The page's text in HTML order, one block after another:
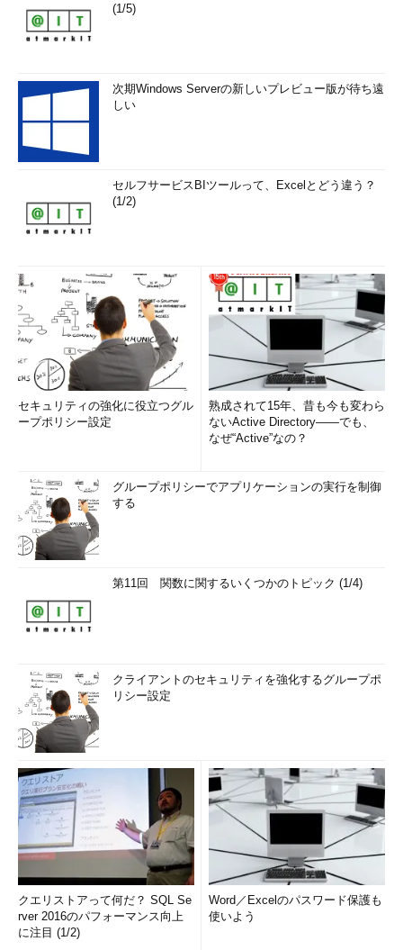
(1/5)
次期Windows Serverの新しいプレビュー版が待ち遠
しい
セルフサービスBIツールって、Excelとどう違う？
(1/2)
セキュリティの強化に役立つグル
ープポリシー設定
熟成されて15年、昔も今も変わら
ないActive Directory――でも、
なぜ“Active”なの？
グループポリシーでアプリケーションの実行を制御
する
第11回 関数に関するいくつかのトピック (1/4)
クライアントのセキュリティを強化するグループポ
リシー設定
クエリストアって何だ？ SQL Se
rver 2016のパフォーマンス向上
に注目 (1/2)
Word／Excelのパスワード保護も
使いよう